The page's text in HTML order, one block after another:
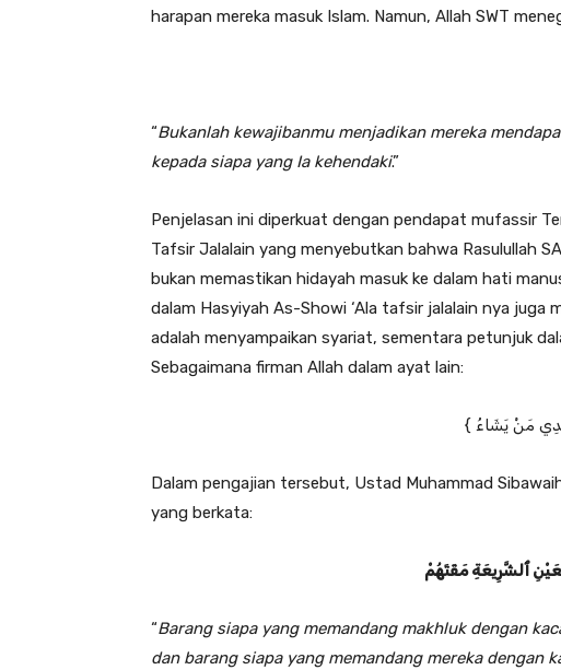
harapan mereka masuk Islam. Namun, Allah SWT
“Bukanlah kewajibanmu menjadikan mereka
kepada siapa yang Ia kehendaki.”
Penjelasan ini diperkuat dengan pendapat mufassir
Tafsir Jalalain yang menyebutkan bahwa Rasulullah
bukan memastikan hidayah masuk ke dalam hati
dalam Hasyiyah As-Showi ‘Ala tafsir jalalain nya juga
adalah menyampaikan syariat, sementara petunjuk
Sebagaimana firman Allah dalam ayat lain:
Dalam pengajian tersebut, Ustad Muhammad
yang berkata:
ٱلشَّرِيعَةِ مَقَتَهُمْ
“Barang siapa yang memandang makhluk dengan
dan barang siapa yang memandang mereka dengan